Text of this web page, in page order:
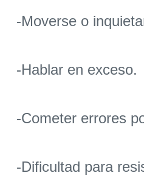
-Moverse o
-Hablar en exceso.
-Cometer errores
-Dificultad para